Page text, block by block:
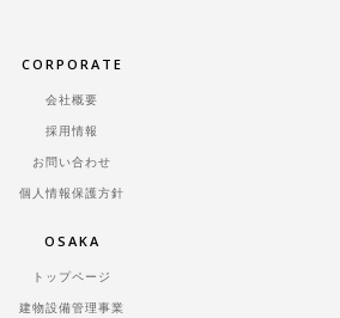
CORPORATE
会社概要
採用情報
お問い合わせ
個人情報保護方針
OSAKA
トップページ
建物設備管理事業